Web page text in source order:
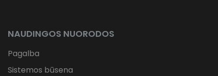
NAUDINGOS NUORODOS
Pagalba
Sistemos būsena